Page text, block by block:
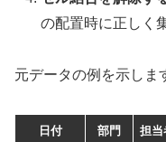
の配置時に正しく
元データの例を示しま
日付 部門 担当